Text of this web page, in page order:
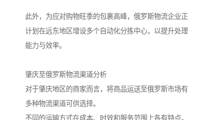
此外，为应对购物旺季的包裹高峰，俄罗斯物流企业正
计划在远东地区增设多个自动化分拣中心，以提升处理
能力与效率。
肇庆至俄罗斯物流渠道分析
对于肇庆地区的商家而言，将商品运送至俄罗斯市场有
多种物流渠道可供选择。
不同的运输方式在成本、时效和服务范围上各有特点。